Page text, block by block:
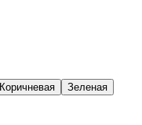
Коричневая Зеленая